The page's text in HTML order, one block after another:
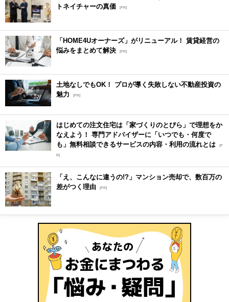
トネイチャーの真価 [PR]
「HOME4Uオーナーズ」がリニューアル！ 賃貸経営の
悩みをまとめて解決 [PR]
土地なしでもOK！ プロが導く失敗しない不動産投資の
魅力
[PR]
はじめての注文住宅は「家づくりのとびら」で理想をか
なえよう！ 専門アドバイザーに「いつでも・何度で
も」無料相談できるサービスの内容・利用の流れとは [P
R]
「え、こんなに違うの!?」マンション売却で、数百万の
差がつく理由 [PR]